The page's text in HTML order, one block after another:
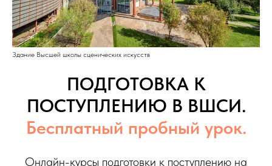
Здание Высшей школы сценических искусств
ПОДГОТОВКА К
ПОСТУПЛЕНИЮ В ВШСИ.
Бесплатный пробный урок.
Онлайн-курсы подготовки к поступлению на